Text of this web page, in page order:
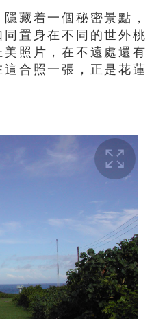
着一個秘密景點，
置身在不同的世外桃
照片，在不遠處還有
這合照一張，正是花蓮